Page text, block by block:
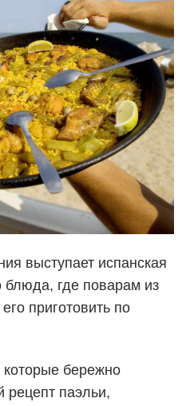
выступает испанская
блюда, где поварам из
приготовить по
бережно
рецепт паэльи,